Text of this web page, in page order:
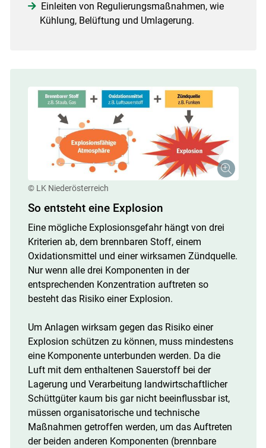
Einleiten von Regulierungsmaßnahmen, wie
Kühlung, Belüftung und Umlagerung.
© LK Niederösterreich
So entsteht eine Explosion
Eine mögliche Explosionsgefahr hängt von drei
Kriterien ab, dem brennbaren Stoff, einem
Oxidationsmittel und einer wirksamen Zündquelle.
Nur wenn alle drei Komponenten in der
entsprechenden Konzentration auftreten so
besteht das Risiko einer Explosion.
Um Anlagen wirksam gegen das Risiko einer
Explosion schützen zu können, muss mindestens
eine Komponente unterbunden werden. Da die
Luft mit dem enthaltenen Sauerstoff bei der
Lagerung und Verarbeitung landwirtschaftlicher
Schüttgüter kaum bis gar nicht beeinflussbar ist,
müssen organisatorische und technische
Maßnahmen getroffen werden, um das Auftreten
der beiden anderen Komponenten (brennbare